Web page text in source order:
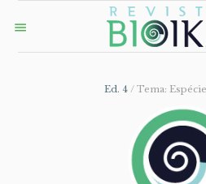
menu
Ed. 4 / Tema: